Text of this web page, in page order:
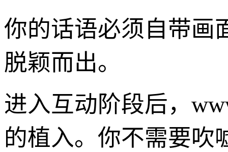
你的话语必须自带画
脱颖而出。
进入互动阶段后，
的植入。你不需要吹